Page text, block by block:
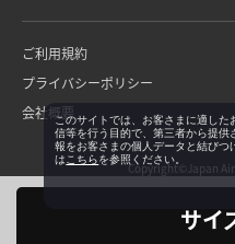
サイ
ご利用規約
プライバシーポリシー
会社概要
Copyright©Japan
このサイトでは、お客さまに適し
信等を行う目的で、第三者から提
報をお客さまの個人データと結びつ
は こちらを参照ください。